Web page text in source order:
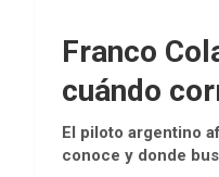
Franco
cuándo
El piloto argentino
conoce y donde